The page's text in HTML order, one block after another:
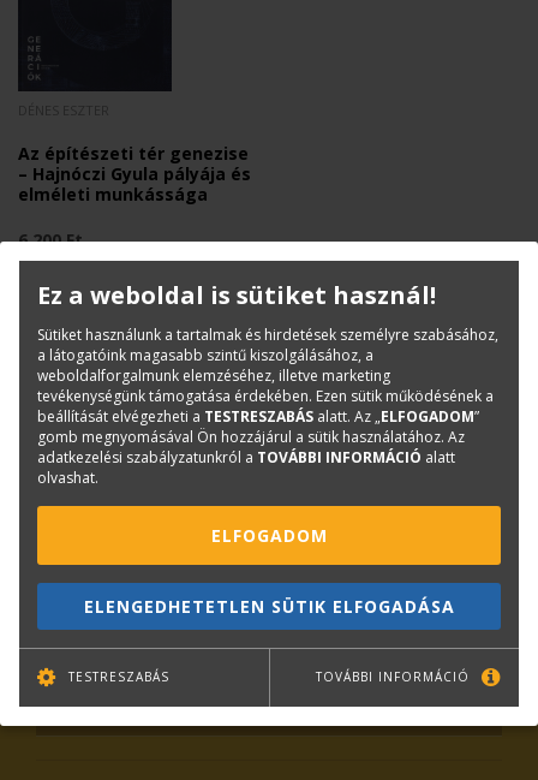
Az építészeti tér genezise
– Hajnóczi Gyula pályája és
elméleti munkássága
6 200 Ft
KAPCSOLAT
Hírlevél feliratkozás
Ez a weboldal is sütiket használ!
Sütiket használunk a tartalmak és hirdetések személyre szabásához,
a látogatóink magasabb szintű kiszolgálásához, a
weboldalforgalmunk elemzéséhez, illetve marketing
tevékenységünk támogatása érdekében. Ezen sütik működésének a
beállítását elvégezheti a TESTRESZABÁS alatt. Az „ELFOGADOM”
gomb megnyomásával Ön hozzájárul a sütik használatához. Az
adatkezelési szabályzatunkról a TOVÁBBI INFORMÁCIÓ alatt
olvashat.
ELFOGADOM
ELENGEDHETETLEN SÜTIK ELFOGADÁSA
TESTRESZABÁS TOVÁBBI INFORMÁCIÓ